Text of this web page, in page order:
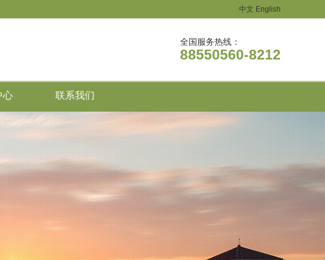
中文 English
全国服务热线：
88550560-8212
心 联系我们